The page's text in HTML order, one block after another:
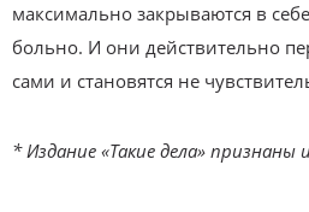
максимально закрываются в
больно. И они действительно
сами и становятся не
* Издание «Такие дела»